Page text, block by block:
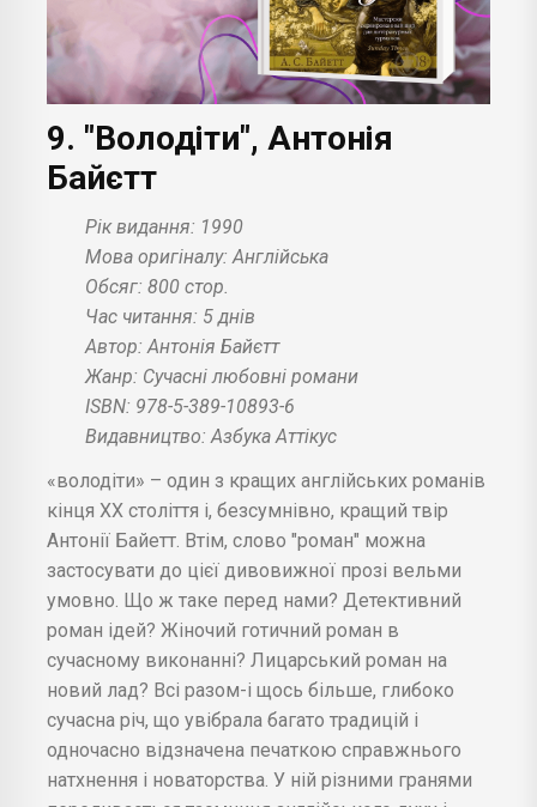
9. "Володіти", Антонія
Байєтт
Рік видання: 1990
Мова оригіналу: Англійська
Обсяг: 800 стор.
Час читання: 5 днів
Автор: Антонія Байєтт
Жанр: Сучасні любовні романи
ISBN: 978-5-389-10893-6
Видавництво: Азбука Аттікус
«володіти» – один з кращих англійських романів
кінця XX століття і, безсумнівно, кращий твір
Антонії Байетт. Втім, слово "роман" можна
застосувати до цієї дивовижної прозі вельми
умовно. Що ж таке перед нами? Детективний
роман ідей? Жіночий готичний роман в
сучасному виконанні? Лицарський роман на
новий лад? Всі разом-і щось більше, глибоко
сучасна річ, що увібрала багато традицій і
одночасно відзначена печаткою справжнього
натхнення і новаторства. У ній різними гранями